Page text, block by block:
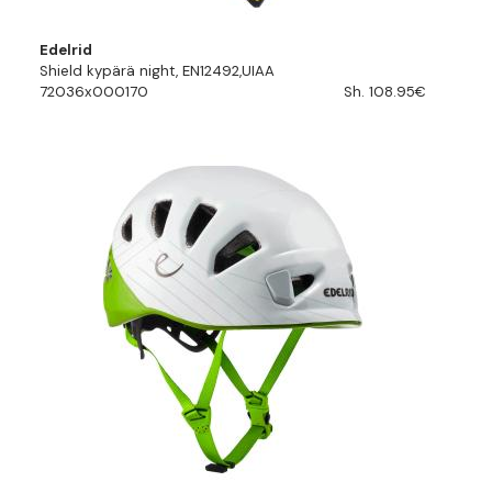
Edelrid
Shield kypärä night, EN12492,UIAA
72036x000170
Sh. 108.95€